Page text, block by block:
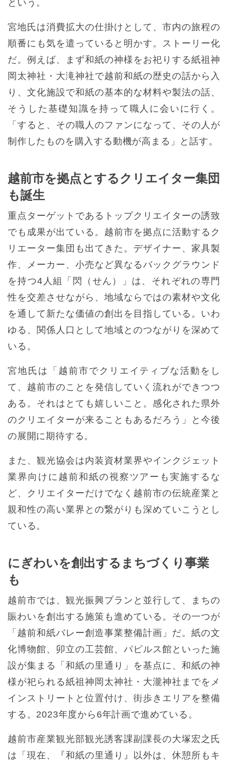
という。
宮地氏は消費拡大の仕掛けとして、市内の旅程の
順番にも気を遣っていると明かす。ストーリー化
だ。例えば、まず和紙の神様をお祀りする紙祖神
岡太神社・大滝神社で越前和紙の歴史の話から入
り、文化施設で和紙の基本的な材料や製法の話、
そうした基礎知識を持って職人に会いに行く。
「すると、その職人のファンになって、その人が
制作したものを購入する動機が高まる」と話す。
越前市を拠点とするクリエイター集団
も誕生
重点ターゲットであるトップクリエイターの誘致
でも成果が出ている。越前市を拠点に活動するク
リエーター集団も出てきた。デザイナー、家具製
作、メーカー、小売など異なるバックグラウンド
を持つ4人組「閃（せん）」は、それぞれの専門
性を交差させながら、地域ならではの素材や文化
を通して新たな価値の創出を目指している。いわ
ゆる、関係人口として地域とのつながりを深めて
いる。
宮地氏は「越前市でクリエイティブな活動をし
て、越前市のことを発信していく流れができつつ
ある。それはとても嬉しいこと。感化された県外
のクリエイターが来ることもあるだろう」と今後
の展開に期待する。
また、観光協会は内装資材業界やインクジェット
業界向けに越前和紙の視察ツアーも実施するな
ど、クリエイターだけでなく越前市の伝統産業と
親和性の高い業界との繋がりも深めていこうとし
ている。
にぎわいを創出するまちづくり事業
も
越前市では、観光振興プランと並行して、まちの
賑わいを創出する施策も進めている。その一つが
「越前和紙バレー創造事業整備計画」だ。紙の文
化博物館、卯立の工芸館、パピルス館といった施
設が集まる「和紙の里通り」を基点に、和紙の神
様が祀られる紙祖神岡太神社・大瀧神社までをメ
インストリートと位置付け、街歩きエリアを整備
する。2023年度から6年計画で進めている。
越前市産業観光部観光誘客課副課長の大塚宏之氏
は「現在、『和紙の里通り』以外は、休憩所もキ